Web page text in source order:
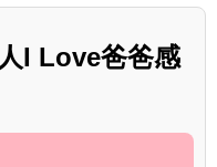
I Love爸爸感